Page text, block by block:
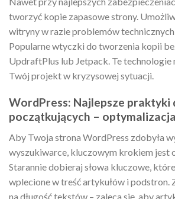
tworzyć kopie zapasowe strony.
witryny w razie problemów
Popularne wtyczki do tworzenia kopii
UpdraftPlus lub Jetpack. Te technologie
Twój projekt w kryzysowej sytuacji.
WordPress: Najlepsze praktyki
początkujących –
Aby Twoja strona WordPress zdobyła
wyszukiwarce, kluczowym krokiem jest
Starannie dobieraj słowa kluczowe,
wplecione w treść artykułów i podstron.
na długość tekstów – zaleca się, aby